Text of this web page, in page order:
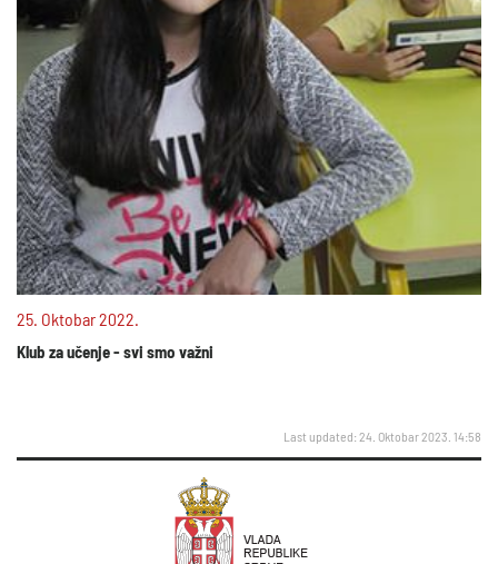
25. Oktobar 2022.
Klub za učenje - svi smo važni
Last updated: 24. Oktobar 2023. 14:58